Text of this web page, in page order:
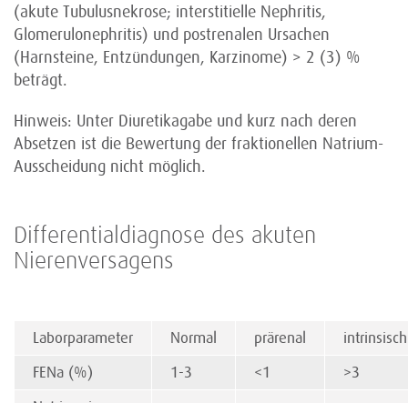
(akute Tubulusnekrose; interstitielle Nephritis,
Glomerulonephritis) und postrenalen Ursachen
(Harnsteine, Entzündungen, Karzinome) > 2 (3) %
beträgt.
Hinweis: Unter Diuretikagabe und kurz nach deren
Absetzen ist die Bewertung der fraktionellen Natrium-
Ausscheidung nicht möglich.
Differentialdiagnose des akuten
Nierenversagens
Laborparameter Normal prärenal
intrinsisch
FENa (%)
1-3 <1
>3